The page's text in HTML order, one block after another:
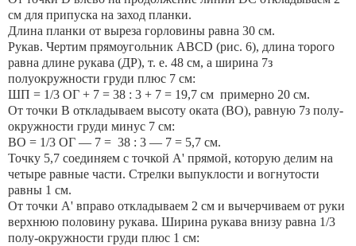
см для припуска на заход планки.
Длина планки от выреза горловины равна 30 см.
Рукав. Чертим прямоугольник ABCD (рис. 6), длина торого
равна длине рукава (ДР), т. е. 48 см, а ширина 7з
полуокружности груди плюс 7 см:
ШП = 1/3 ОГ + 7 = 38 : 3 + 7 = 19,7 см примерно 20 см.
От точки В откладываем высоту оката (ВО), равную 7з полу-
окружности груди минус 7 см:
ВО = 1/3 ОГ — 7 = 38 : 3 — 7 = 5,7 см.
Точку 5,7 соединяем с точкой А' прямой, которую делим на
четыре равные части. Стрелки выпуклости и вогнутости
равны 1 см.
От точки А' вправо откладываем 2 см и вычерчиваем от руки
верхнюю половину рукава. Ширина рукава внизу равна 1/3
полу-окружности груди плюс 1 см: